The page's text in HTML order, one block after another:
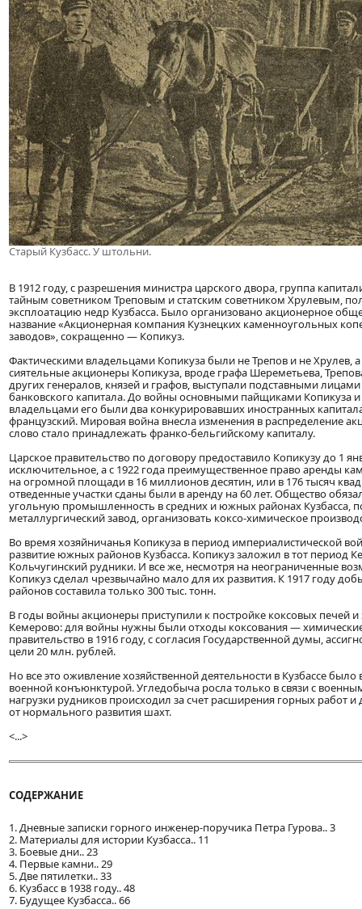
Старый Кузбасс. У штольни.
В 1912 году, с разрешения министра царского двора, группа
тайным советником Треповым и статским советником Хрулевым,
эксплоатацию недр Кузбасса. Было организовано акционерное
название «Акционерная компания Кузнецких каменноугольных
заводов», сокращенно — Копикуз.
Фактическими владельцами Копикуза были не Трепов и не Хрулев,
сиятельные акционеры Копикуза, вроде графа Шереметьева,
других генералов, князей и графов, выступали подставными
банковского капитала. До войны основными пайщиками Копикуза
владельцами его были два конкурировавших иностранных
французский. Мировая война внесла изменения в распределение
слово стало принадлежать франко-бельгийскому капиталу.
Царское правительство по договору предоставило Копикузу до 1
исключительное, а с 1922 года преимущественное право аренды
на огромной площади в 16 миллионов десятин, или в 176 тысяч
отведенные участки сданы были в аренду на 60 лет. Общество
угольную промышленность в средних и южных районах Кузбасса,
металлургический завод, организовать коксо-химическое
Во время хозяйничанья Копикуза в период империалистической
развитие южных районов Кузбасса. Копикуз заложил в тот период
Кольчугинский рудники. И все же, несмотря на неограниченные
Копикуз сделал чрезвычайно мало для их развития. К 1917 году
районов составила только 300 тыс. тонн.
В годы войны акционеры приступили к постройке коксовых печей и
Кемерово: для войны нужны были отходы коксования —
правительство в 1916 году, с согласия Государственной думы,
цели 20 млн. рублей.
Но все это оживление хозяйственной деятельности в Кузбассе
военной конъюнктурой. Угледобыча росла только в связи с
нагрузки рудников происходил за счет расширения горных работ и
от нормального развития шахт.
<...>
СОДЕРЖАНИЕ
1. Дневные записки горного инженер-поручика Петра Гурова.. 3
2. Материалы для истории Кузбасса.. 11
3. Боевые дни.. 23
4. Первые камни.. 29
5. Две пятилетки.. 33
6. Кузбасс в 1938 году.. 48
7. Будущее Кузбасса.. 66